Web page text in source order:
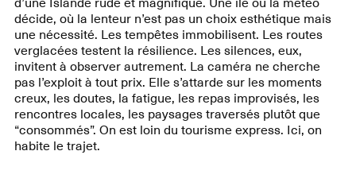
décide, où la lenteur n’est pas un choix esthétique mais
une nécessité. Les tempêtes immobilisent. Les routes
verglacées testent la résilience. Les silences, eux,
invitent à observer autrement. La caméra ne cherche
pas l’exploit à tout prix. Elle s’attarde sur les moments
creux, les doutes, la fatigue, les repas improvisés, les
rencontres locales, les paysages traversés plutôt que
“consommés”. On est loin du tourisme express. Ici, on
habite le trajet.